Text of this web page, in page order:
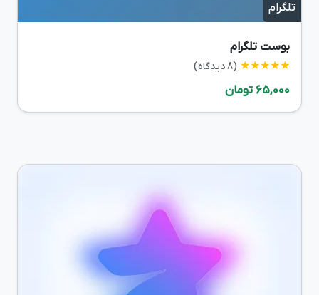
تلگرام
بوست تلگرام
★★★★★ (8 دیدگاه)
65,000 تومان